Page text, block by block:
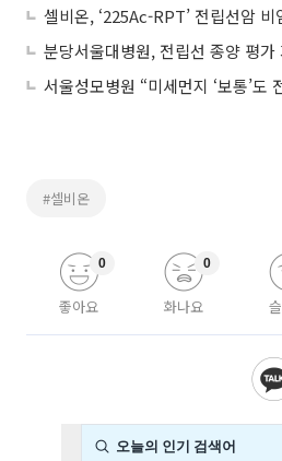
셀비온, ‘225Ac-RPT’ 전립선암
서울성모병원 “미세먼지 ‘보통’도
#셀비온
좋아요
0
화나요
0